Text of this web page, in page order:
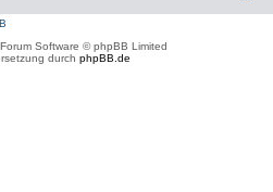
Software © phpBB Limited
durch phpBB.de